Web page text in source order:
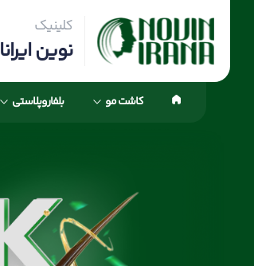
کلینیک
نوین ایرانا
کاشت مو بلفاروپلاستی